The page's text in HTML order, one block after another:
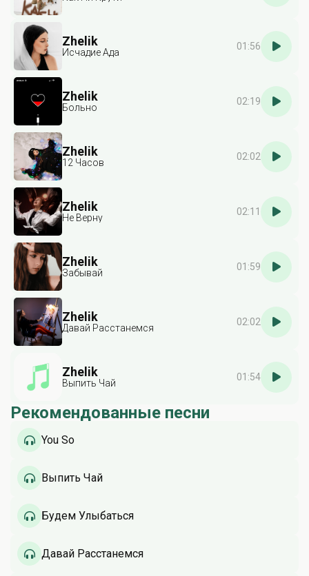
Zhelik
Исчадие Ада
01:56
Zhelik
Больно
02:19
Zhelik
12 Часов
02:02
Zhelik
Не Верну
02:11
Zhelik
Забывай
01:59
Zhelik
Давай Расстанемся
02:02
Zhelik
Выпить Чай
01:54
Рекомендованные песни
You So
Выпить Чай
Будем Улыбаться
Давай Расстанемся